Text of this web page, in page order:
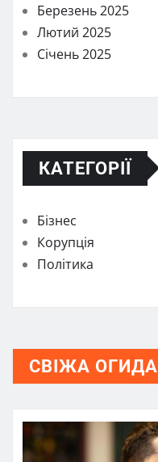
Березень 2025
Лютий 2025
Січень 2025
КАТЕГОРІЇ
Бізнес
Корупція
Політика
СВІЖА ОГИДА